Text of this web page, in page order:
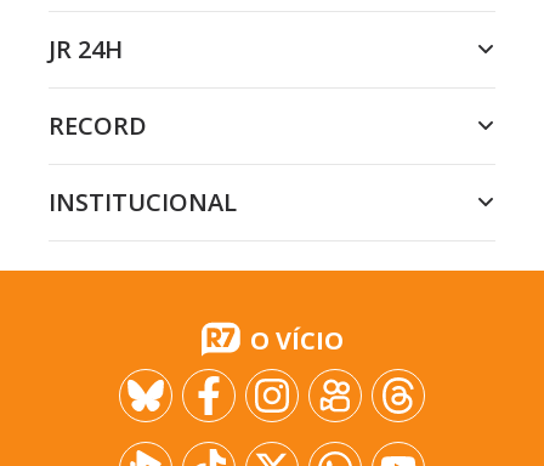
JR 24H
RECORD
INSTITUCIONAL
O VÍCIO